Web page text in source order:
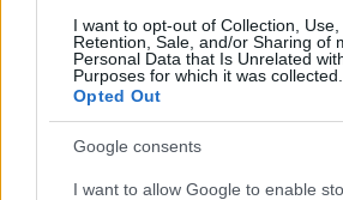
I want to opt-out of Collection, Use,
Retention, Sale, and/or Sharing of
Personal Data that Is Unrelated
Purposes for which it was collected.
Opted Out
Google consents
I want to allow Google to enable
rossa. Approvato
decreto legge
5 anni fa
ultime-notizie